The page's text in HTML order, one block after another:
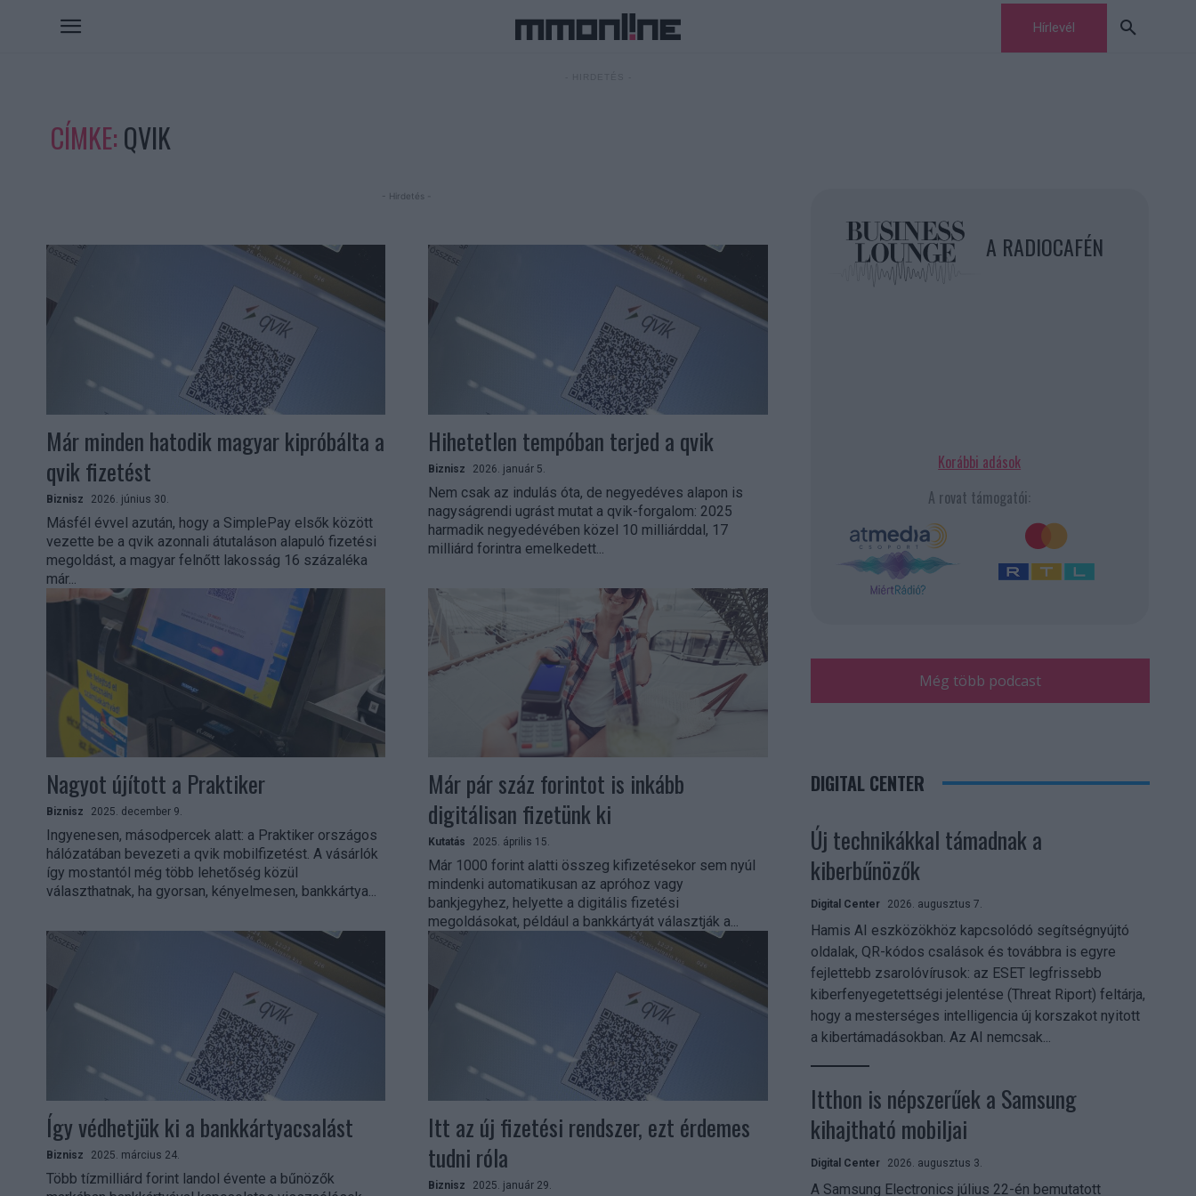
Hírlevél
CÍMKE: QVIK
- Hirdetés -
Már minden hatodik magyar kipróbálta a
qvik fizetést
Biznisz 2026. június 30.
Másfél évvel azután, hogy a SimplePay elsők között
vezette be a qvik azonnali átutaláson alapuló fizetési
megoldást, a magyar felnőtt lakosság 16 százaléka
már...
Hihetetlen tempóban terjed a qvik
Biznisz 2026. január 5.
Nem csak az indulás óta, de negyedéves alapon is
nagyságrendi ugrást mutat a qvik-forgalom: 2025
harmadik negyedévében közel 10 milliárddal, 17
milliárd forintra emelkedett...
Nagyot újított a Praktiker
Biznisz 2025. december 9.
Ingyenesen, másodpercek alatt: a Praktiker országos
hálózatában bevezeti a qvik mobilfizetést. A vásárlók
így mostantól még több lehetőség közül
választhatnak, ha gyorsan, kényelmesen, bankkártya...
Már pár száz forintot is inkább
digitálisan fizetünk ki
Kutatás 2025. április 15.
Már 1000 forint alatti összeg kifizetésekor sem nyúl
mindenki automatikusan az apróhoz vagy
bankjegyhez, helyette a digitális fizetési
megoldásokat, például a bankkártyát választják a...
Így védhetjük ki a bankkártyacsalást
Biznisz 2025. március 24.
Több tízmilliárd forint landol évente a bűnözők
Itt az új fizetési rendszer, ezt érdemes
tudni róla
Biznisz 2025. január 29.
A RADIOCAFÉN
Korábbi adások
A rovat támogatói:
Még több podcast
DIGITAL CENTER
Új technikákkal támadnak a
kiberbűnözők
Digital Center 2026. augusztus 7.
Hamis AI eszközökhöz kapcsolódó segítségnyújtó
oldalak, QR-kódos csalások és továbbra is egyre
fejlettebb zsarolóvírusok: az ESET legfrissebb
kiberfenyegetettségi jelentése (Threat Riport) feltárja,
hogy a mesterséges intelligencia új korszakot nyitott
a kibertámadásokban. Az AI nemcsak...
Itthon is népszerűek a Samsung
kihajtható mobiljai
Digital Center 2026. augusztus 3.
A Samsung Electronics július 22-én bemutatott